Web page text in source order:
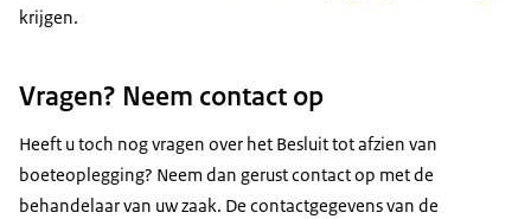
krijgen.
Vragen? Neem contact op
Heeft u toch nog vragen over het Besluit tot afzien van
boeteoplegging? Neem dan gerust contact op met de
behandelaar van uw zaak. De contactgegevens van de